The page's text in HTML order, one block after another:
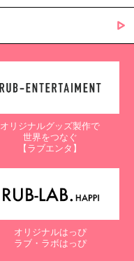
オリジナルグッズ製作で
世界をつなぐ
【ラブエンタ】
オリジナルはっぴ
ラブ・ラボはっぴ